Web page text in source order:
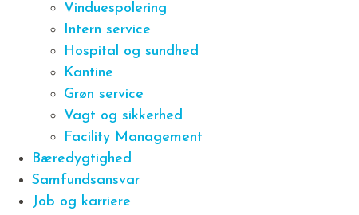
Vinduespolering
Intern service
Hospital og sundhed
Kantine
Grøn service
Vagt og sikkerhed
Facility Management
Bæredygtighed
Samfundsansvar
Job og karriere